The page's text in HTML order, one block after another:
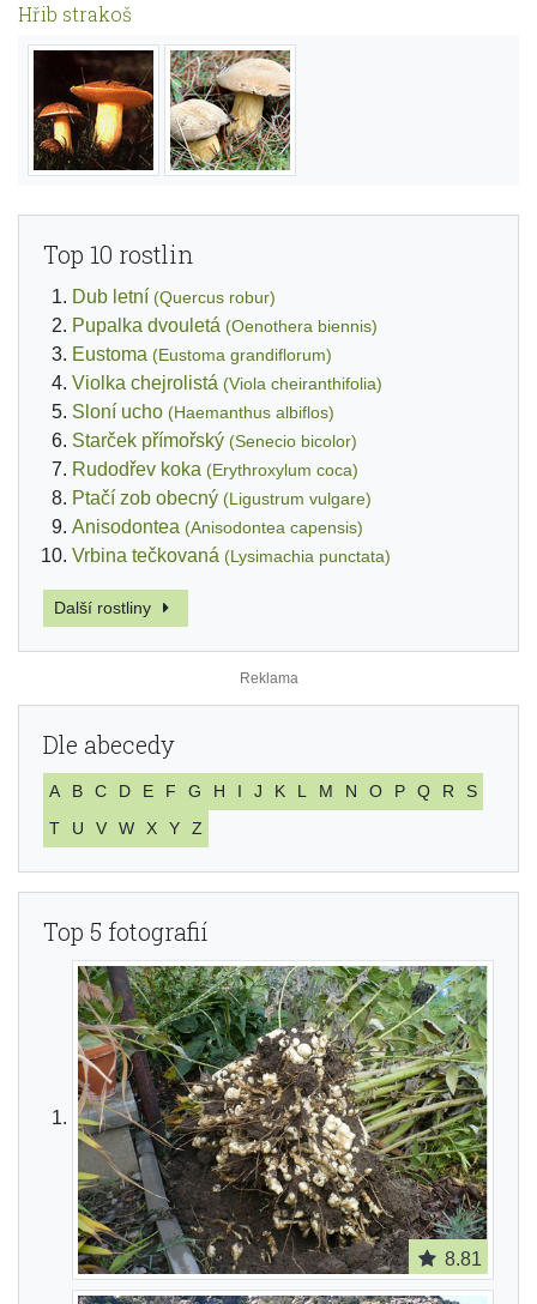
Hřib strakoš
Top 10 rostlin
Dub letní (Quercus robur)
Pupalka dvouletá (Oenothera biennis)
Eustoma (Eustoma grandiflorum)
Violka chejrolistá (Viola cheiranthifolia)
Sloní ucho (Haemanthus albiflos)
Starček přímořský (Senecio bicolor)
Rudodřev koka (Erythroxylum coca)
Ptačí zob obecný (Ligustrum vulgare)
Anisodontea (Anisodontea capensis)
Vrbina tečkovaná (Lysimachia punctata)
Další rostliny
Dle abecedy
A B C D E F G H I J K L M N O P Q R
S
T
U V W X Y Z
Top 5 fotografií
8.81